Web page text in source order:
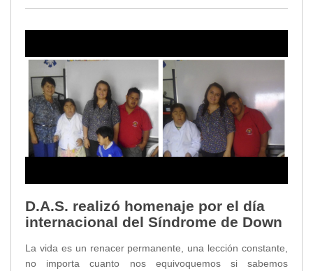
D.A.S. realizó homenaje por el día
internacional del Síndrome de Down
La vida es un renacer permanente, una lección constante,
no importa cuanto nos equivoquemos si sabemos